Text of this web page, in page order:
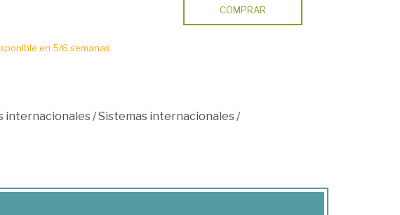
en 5/6 semanas.
COMPRAR
internacionales/Sistemas internacionales/